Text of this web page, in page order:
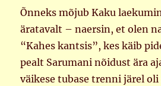
Õnneks mõjub Kaku
äratavalt – naersin, et olen
“Kahes kantsis”, kes käib
pealt Sarumani nõidust ära
väikese tubase trenni järel oli